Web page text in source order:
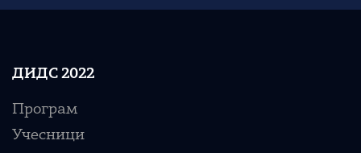
ДИДС 2022
Програм
Учесници